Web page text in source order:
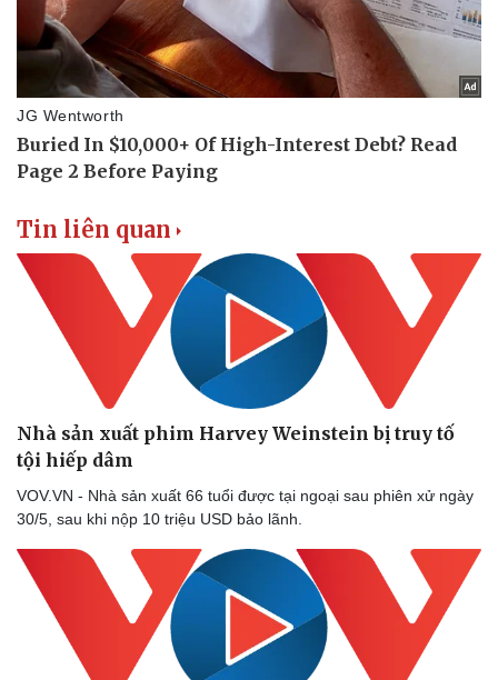
Thể thao
Bóng đá
Lịch thi đấu bóng đá
Ô tô - Xe máy
Ô tô
Xe máy
Tin liên quan
Nhà sản xuất phim Harvey Weinstein bị truy tố
tội hiếp dâm
VOV.VN - Nhà sản xuất 66 tuổi được tại ngoại sau phiên xử ngày
30/5, sau khi nộp 10 triệu USD bảo lãnh.